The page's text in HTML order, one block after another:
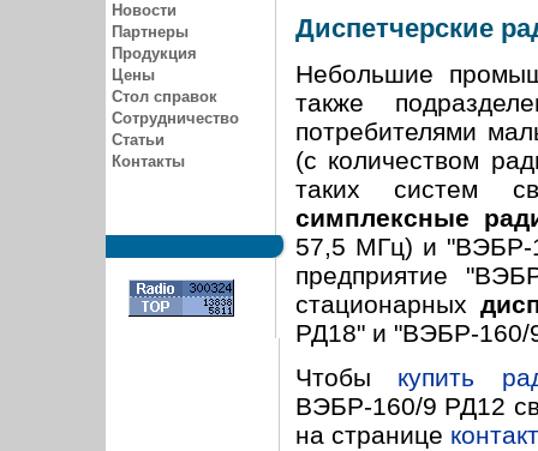
Новости
Партнеры
Продукция
Цены
Стол справок
Сотрудничество
Статьи
Контакты
Диспетчерские
Небольшие
также
потребителями
(с количеством
таких систем
симплексные
57,5 МГц) и "ВЭБР-
предприятие
стационарных
РД18" и "ВЭБР-160/
Чтобы купить
ВЭБР-160/9 РД12
на странице